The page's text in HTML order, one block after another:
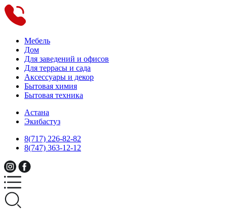
Мебель
Дом
Для заведений и офисов
Для террасы и сада
Аксессуары и декор
Бытовая химия
Бытовая техника
Астана
Экибастуз
8(717) 226-82-82
8(747) 363-12-12